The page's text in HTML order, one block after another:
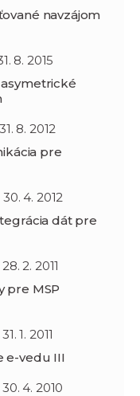
navzájom
8. 2015
8. 2012
pre
4. 2012
dát pre
2. 2011
pre MSP
1. 2011
e-vedu III
4. 2010